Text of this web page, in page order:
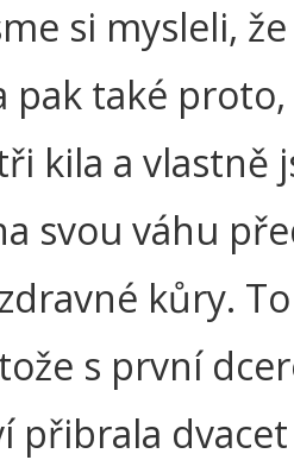
si mysleli,
pak také
kila a vlastně
svou váhu
kůry.
s první
přibrala